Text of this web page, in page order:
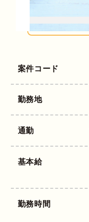
案件コード
勤務地
通勤
基本給
勤務時間